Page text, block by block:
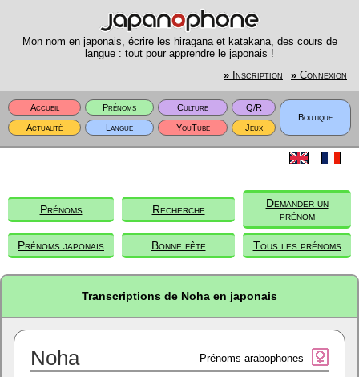
Mon nom en japonais, écrire les hiragana et katakana, des cours de
langue : tout pour apprendre le japonais !
» Inscription » Connexion
Accueil Prénoms Culture
Q/R
Boutique
Actualité
Langue YouTube Jeux
Prénoms Recherche
Demander un
prénom
Prénoms japonais Bonne fête Tous les prénoms
Transcriptions de Noha en japonais
Noha Prénoms arabophones